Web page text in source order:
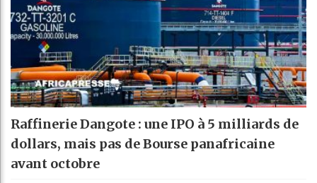
Raffinerie Dangote : une IPO à 5 milliards de
dollars, mais pas de Bourse panafricaine
avant octobre